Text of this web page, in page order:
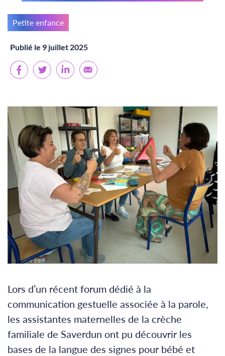
Petite enfance
Publié le 9 juillet 2025
Lors d’un récent forum dédié à la
communication gestuelle associée à la parole,
les assistantes maternelles de la crèche
familiale de Saverdun ont pu découvrir les
bases de la langue des signes pour bébé et